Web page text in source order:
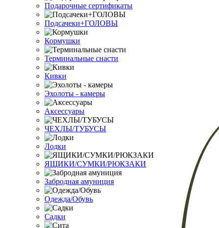
Подарочные сертификаты
Подсачеки+ГОЛОВЫ
Кормушки
Терминальные снасти
Кивки
Эхолоты - камеры
Аксессуары
ЧЕХЛЫ/ТУБУСЫ
Лодки
ЯЩИКИ/СУМКИ/РЮКЗАКИ
Забродная амуниция
Одежда/Обувь
Садки